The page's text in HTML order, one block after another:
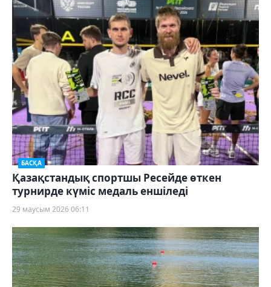
БАСҚА
Қазақстандық спортшы Ресейде өткен
турнирде күміс медаль еншіледі
29 маусым 2026 06:11